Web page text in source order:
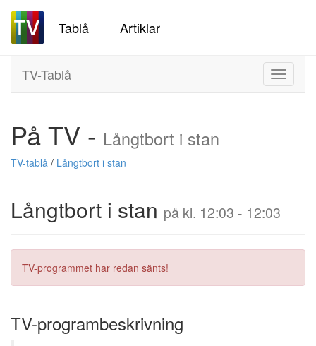
Tablå Artiklar
Toggle
TV-Tablå
På TV - Långtbort i stan
TV-tablå / Långtbort i stan
Långtbort i stan på kl. 12:03 - 12:03
TV-programmet har redan sänts!
TV-programbeskrivning